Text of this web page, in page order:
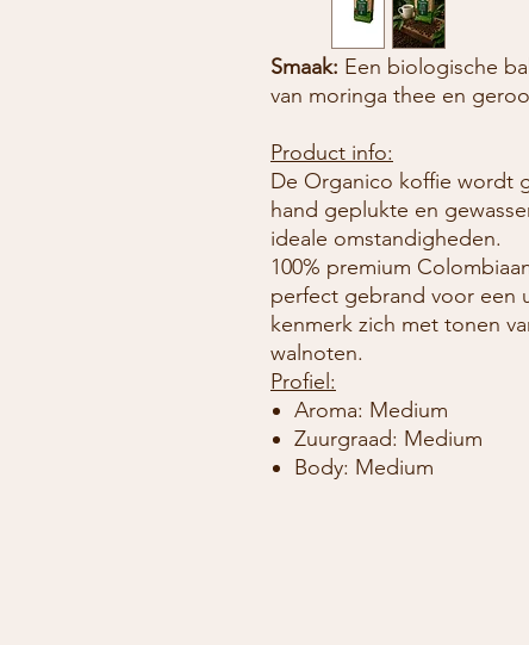
Smaak: Een biologische
van moringa thee en
Product info:
De Organico koffie wordt
hand geplukte en
ideale omstandigheden.
100% premium
perfect gebrand voor een
kenmerk zich met tonen
walnoten.
Profiel:
Aroma: Medium
Zuurgraad: Medium
Body: Medium